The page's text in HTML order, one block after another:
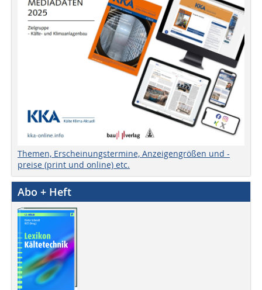
Themen, Erscheinungstermine, Anzeigengrößen und -
preise (print und online) etc.
Abo + Heft